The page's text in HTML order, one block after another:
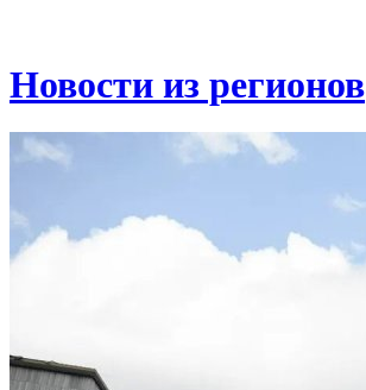
Новости из регионов